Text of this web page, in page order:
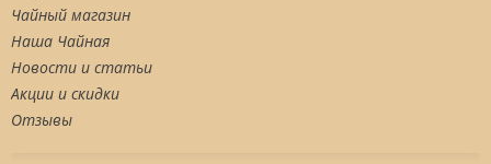
Чайный магазин
Наша Чайная
Новости и статьи
Акции и скидки
Отзывы